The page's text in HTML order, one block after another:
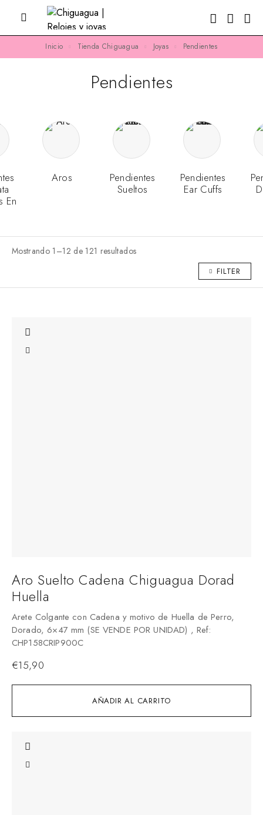
Inicio Tienda Chiguagua Joyas Pendientes
Pendientes
En
Aros
Pendientes
Sueltos
Pendientes
Ear Cuffs
Mostrando 1–12 de 121 resultados
FILTER
AÑADIR AL CARRITO
Aro Suelto Cadena Chiguagua Dorad
Huella
Arete Colgante con Cadena y motivo de Huella de Perro,
Dorado, 6×47 mm (SE VENDE POR UNIDAD) , Ref:
CHP158CRIP900C
€15,90